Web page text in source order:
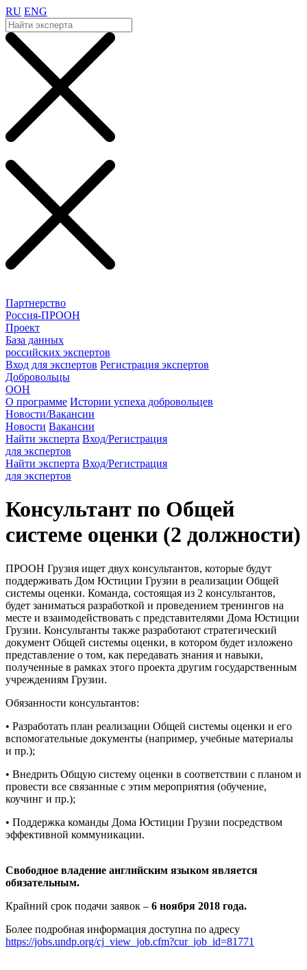
RU ENG
Партнерство
Россия-ПРООН
Проект
База данных
российских экспертов
Вход для экспертов Регистрация экспертов
Добровольцы
ООН
О программе Истории успеха добровольцев
Новости/Вакансии
Новости Вакансии
Найти эксперта Вход/Регистрация
для экспертов
Найти эксперта Вход/Регистрация
для экспертов
Консультант по Общей
системе оценки (2 должности)
ПРООН Грузия ищет двух консультантов, которые будут
поддерживать Дом Юстиции Грузии в реализации Общей
системы оценки. Команда, состоящая из 2 консультантов,
будет заниматься разработкой и проведением тренингов на
месте и взаимодействовать с представителями Дома Юстиции
Грузии. Консультанты также разработают стратегический
документ Общей системы оценки, в котором будет изложено
представление о том, как передавать знания и навыки,
полученные в рамках этого проекта другим государственным
учреждениям Грузии.
Обязанности консультантов:
• Разработать план реализации Общей системы оценки и его
вспомогательные документы (например, учебные материалы
и пр.);
• Внедрить Общую систему оценки в соответствии с планом и
провести все связанные с этим мероприятия (обучение,
коучинг и пр.);
• Поддержка команды Дома Юстиции Грузии посредством
эффективной коммуникации.
Свободное владение английским языком является
обязательным.
Крайний срок подачи заявок – 6 ноября 2018 года.
Более подробная информация доступна по адресу
https://jobs.undp.org/cj_view_job.cfm?cur_job_id=81771